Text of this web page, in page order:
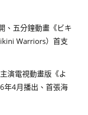
、五分鐘動畫《ビキ
Warriors）首支
演電視動畫版《よ
年4月播出、首張海